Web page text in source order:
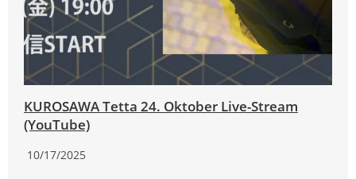
KUROSAWA Tetta 24. Oktober Live-Stream
(YouTube)
10/17/2025